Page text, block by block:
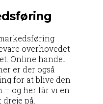
overhovedet
Online handel
er der også
for at blive den
– og her får vi en
på.